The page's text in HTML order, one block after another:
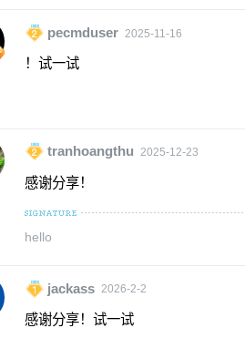
pecmduser 2025-11-16
！试一试
tranhoangthu 2025-12-23
感谢分享！
hello
jackass 2026-2-2
感谢分享！试一试